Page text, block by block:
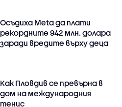
Осъдиха Meta да плати
рекордните 942 млн. долара
заради вредите върху деца
Как Пловдив се превърна в
дом на международния
тенис